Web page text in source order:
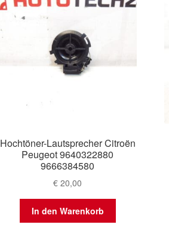
Hochtöner-Lautsprecher Citroën
Peugeot 9640322880
9666384580
€ 20,00
In den Warenkorb